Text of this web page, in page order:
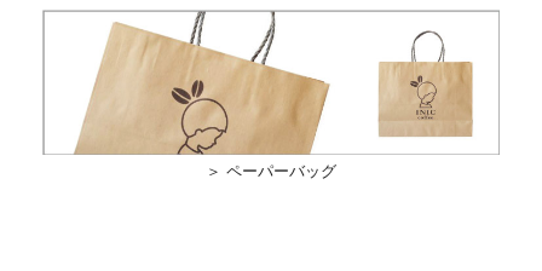
＞ ペーパーバッグ